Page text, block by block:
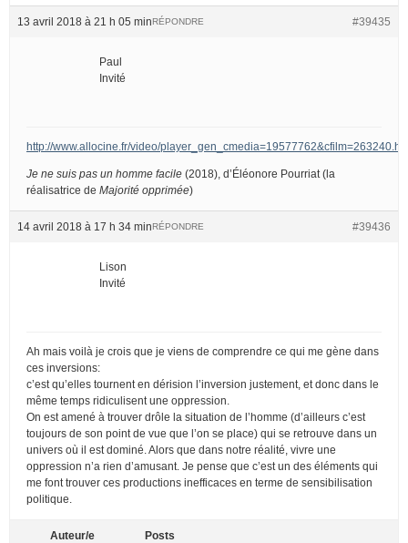
13 avril 2018 à 21 h 05 min #39435
RÉPONDRE
Paul
Invité
http://www.allocine.fr/video/
Je ne suis pas un homme facile (2018), d’Éléonore Pourriat (la
réalisatrice de Majorité opprimée)
14 avril 2018 à 17 h 34 min #39436
RÉPONDRE
Lison
Invité
Ah mais voilà je crois que je viens de comprendre ce qui me gène dans
ces inversions:
c’est qu’elles tournent en dérision l’inversion justement, et donc dans le
même temps ridiculisent une oppression.
On est amené à trouver drôle la situation de l’homme (d’ailleurs c’est
toujours de son point de vue que l’on se place) qui se retrouve dans un
univers où il est dominé. Alors que dans notre réalité, vivre une
oppression n’a rien d’amusant. Je pense que c’est un des éléments qui
me font trouver ces productions inefficaces en terme de sensibilisation
politique.
Auteur/e Posts